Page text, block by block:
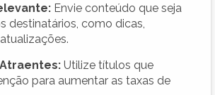
Envie conteúdo que seja
destinatários, como dicas,
Utilize títulos que
para aumentar as taxas de